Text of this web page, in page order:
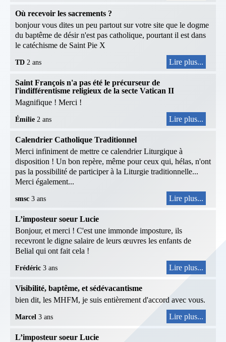
Où recevoir les sacrements ?
bonjour vous dites un peu partout sur votre site que le dogme
du baptême de désir n'est pas catholique, pourtant il est dans
le catéchisme de Saint Pie X
TD 2 ans Lire plus...
Saint François n'a pas été le précurseur de
l'indifférentisme religieux de la secte Vatican II
Magnifique ! Merci !
Émilie 2 ans Lire plus...
Calendrier Catholique Traditionnel
Merci infiniment de mettre ce calendrier Liturgique à
disposition ! Un bon repère, même pour ceux qui, hélas, n'ont
pas la possibilité de participer à la Liturgie traditionnelle...
Merci également...
smsc 3 ans Lire plus...
L’imposteur soeur Lucie
Bonjour, et merci ! C'est une immonde imposture, ils
recevront le digne salaire de leurs œuvres les enfants de
Belial qui ont fait cela !
Frédéric 3 ans Lire plus...
Visibilité, baptême, et sédévacantisme
bien dit, les MHFM, je suis entièrement d'accord avec vous.
Marcel 3 ans Lire plus...
L’imposteur soeur Lucie